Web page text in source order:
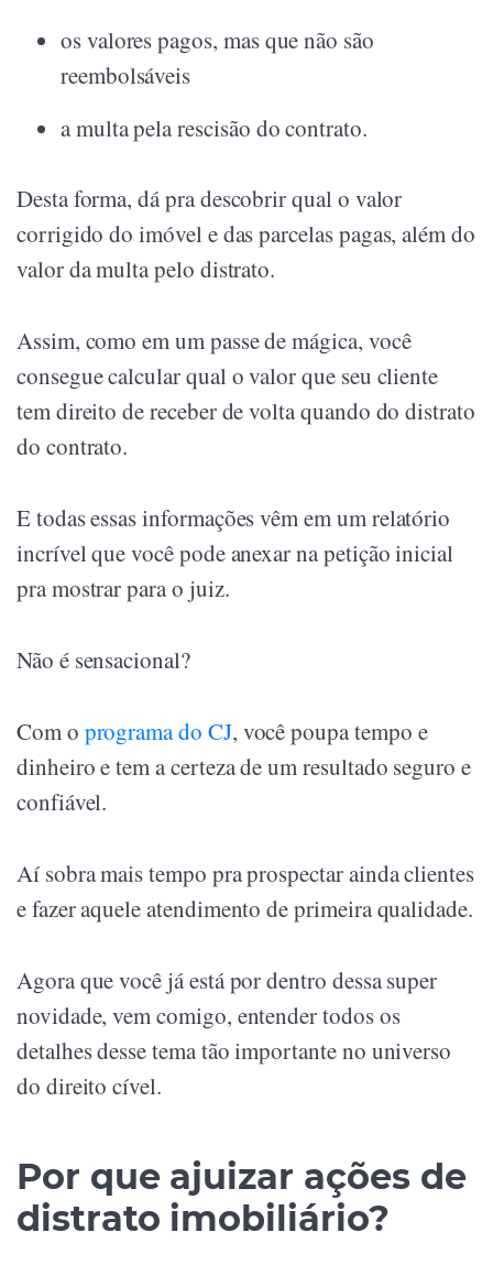
os valores pagos, mas que não são
reembolsáveis
a multa pela rescisão do contrato.
Desta forma, dá pra descobrir qual o valor
corrigido do imóvel e das parcelas pagas, além do
valor da multa pelo distrato.
Assim, como em um passe de mágica, você
consegue calcular qual o valor que seu cliente
tem direito de receber de volta quando do distrato
do contrato.
E todas essas informações vêm em um relatório
incrível que você pode anexar na petição inicial
pra mostrar para o juiz.
Não é sensacional?
Com o programa do CJ, você poupa tempo e
dinheiro e tem a certeza de um resultado seguro e
confiável.
Aí sobra mais tempo pra prospectar ainda clientes
e fazer aquele atendimento de primeira qualidade.
Agora que você já está por dentro dessa super
novidade, vem comigo, entender todos os
detalhes desse tema tão importante no universo
do direito cível.
Por que ajuizar ações de
distrato imobiliário?